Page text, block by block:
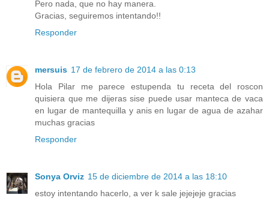
Pero nada, que no hay manera.
Gracias, seguiremos intentando!!
Responder
mersuis 17 de febrero de 2014 a las 0:13
Hola Pilar me parece estupenda tu receta del roscon
quisiera que me dijeras sise puede usar manteca de vaca
en lugar de mantequilla y anis en lugar de agua de azahar
muchas gracias
Responder
Sonya Orviz 15 de diciembre de 2014 a las 18:10
estoy intentando hacerlo, a ver k sale jejejeje gracias